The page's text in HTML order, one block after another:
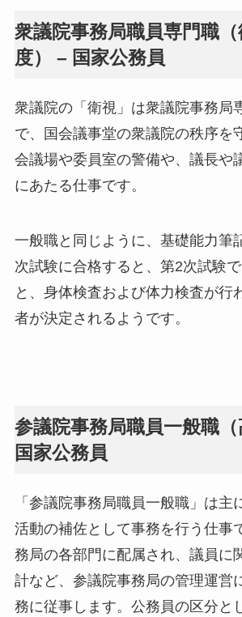
衆議院事務局職員専門職
度） – 国家公務員
衆議院の「衛視」は衆議院事務局
で、国会議事堂の衆議院の秩序を
会議場や委員室の警備や、議長や
にあたる仕事です。
一般職と同じように、基礎能力筆
次試験に合格すると、第2次試験
と、身体検査および体力検査が行
者が決定されるようです。
参議院事務局職員一般職
国家公務員
「参議院事務局職員一般職」は主
活動の補佐として事務を行う仕事
務局の各部門に配属され、議員に
計など、参議院事務局の管理運営
務に従事します。公務員の区分と